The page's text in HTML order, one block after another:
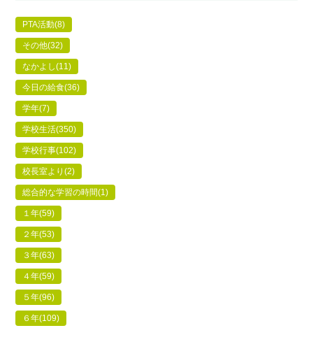
PTA活動(8)
その他(32)
なかよし(11)
今日の給食(36)
学年(7)
学校生活(350)
学校行事(102)
校長室より(2)
総合的な学習の時間(1)
１年(59)
２年(53)
３年(63)
４年(59)
５年(96)
６年(109)